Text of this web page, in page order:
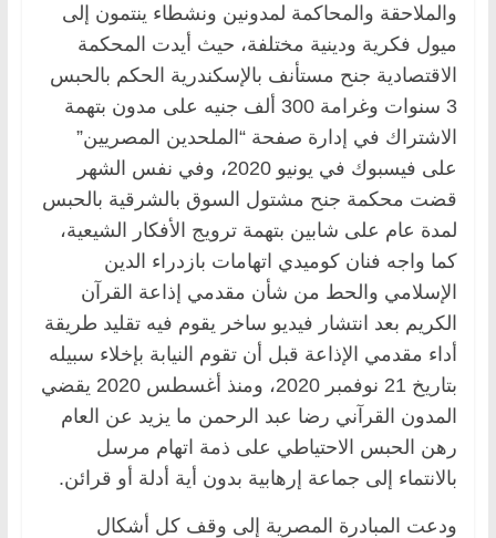
والملاحقة والمحاكمة لمدونين ونشطاء ينتمون إلى
ميول فكرية ودينية مختلفة، حيث أيدت المحكمة
الاقتصادية جنح مستأنف بالإسكندرية الحكم بالحبس
3 سنوات وغرامة 300 ألف جنيه على مدون بتهمة
الاشتراك في إدارة صفحة “الملحدين المصريين”
على فيسبوك في يونيو 2020، وفي نفس الشهر
قضت محكمة جنح مشتول السوق بالشرقية بالحبس
لمدة عام على شابين بتهمة ترويج الأفكار الشيعية،
كما واجه فنان كوميدي اتهامات بازدراء الدين
الإسلامي والحط من شأن مقدمي إذاعة القرآن
الكريم بعد انتشار فيديو ساخر يقوم فيه تقليد طريقة
أداء مقدمي الإذاعة قبل أن تقوم النيابة بإخلاء سبيله
بتاريخ 21 نوفمبر 2020، ومنذ أغسطس 2020 يقضي
المدون القرآني رضا عبد الرحمن ما يزيد عن العام
رهن الحبس الاحتياطي على ذمة اتهام مرسل
بالانتماء إلى جماعة إرهابية بدون أية أدلة أو قرائن.
ودعت المبادرة المصرية إلى وقف كل أشكال